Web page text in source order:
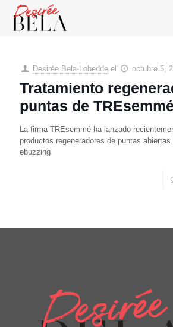
Desirée Bela-Lobedde el octubre 5,
Tratamiento
puntas de TREsemmé
La firma TREsemmé ha lanzado
productos regeneradores de puntas
ebuzzing